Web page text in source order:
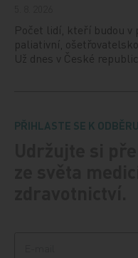
Počet lidí, kteří budou
paliativní,
Už dnes v České
PŘIHLASTE SE K